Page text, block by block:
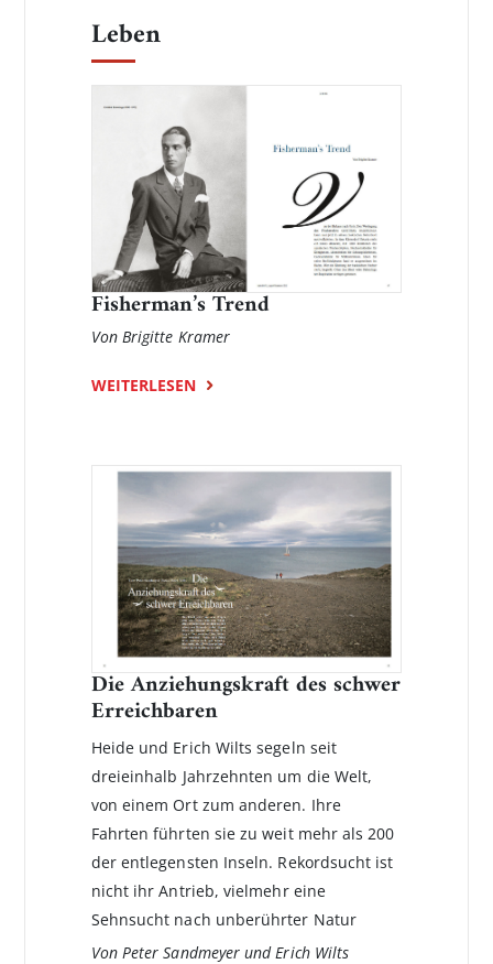
Leben
Fisherman’s Trend
Von Brigitte Kramer
WEITERLESEN
Die Anziehungskraft des schwer
Erreichbaren
Heide und Erich Wilts segeln seit
dreieinhalb Jahrzehnten um die Welt,
von einem Ort zum anderen. Ihre
Fahrten führten sie zu weit mehr als 200
der entlegensten Inseln. Rekordsucht ist
nicht ihr Antrieb­, vielmehr eine
Sehnsucht nach unberührter Natur
Von Peter Sandmeyer und Erich Wilts